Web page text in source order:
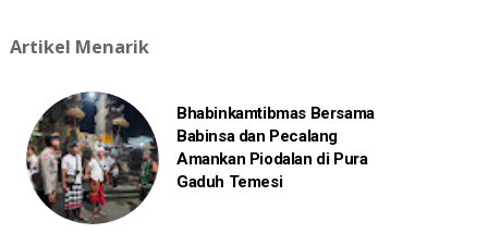
Artikel Menarik
Bhabinkamtibmas Bersama
Babinsa dan Pecalang
Amankan Piodalan di Pura
Gaduh Temesi